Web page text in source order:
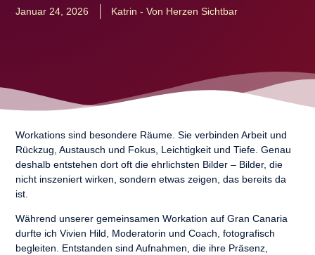
Januar 24, 2026 Katrin - Von Herzen Sichtbar
Workations sind besondere Räume. Sie verbinden Arbeit und
Rückzug, Austausch und Fokus, Leichtigkeit und Tiefe. Genau
deshalb entstehen dort oft die ehrlichsten Bilder – Bilder, die
nicht inszeniert wirken, sondern etwas zeigen, das bereits da
ist.
Während unserer gemeinsamen Workation auf Gran Canaria
durfte ichVivien Hild, Moderatorin und Coach, fotografisch
begleiten. Entstanden sind Aufnahmen, die ihre Präsenz,